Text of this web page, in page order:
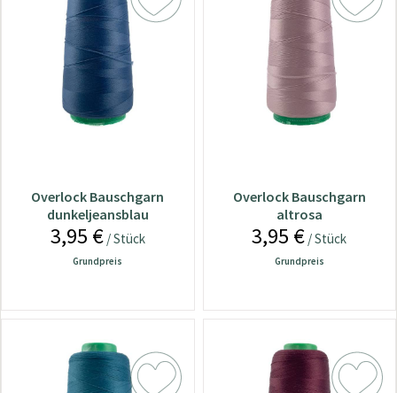
Overlock Bauschgarn
dunkeljeansblau
3,95 €/ Stück
Grundpreis
Overlock Bauschgarn
altrosa
3,95 € / Stück
Grundpreis